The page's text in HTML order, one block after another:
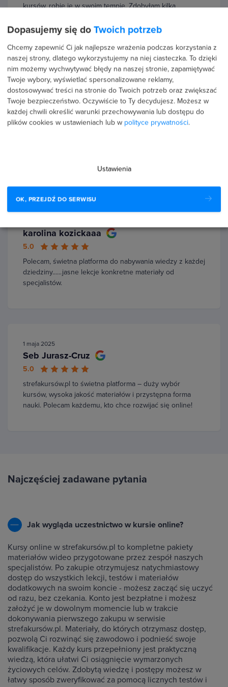
kursów, robię je w swoim tempie. Zdobyłam kilka
podoba? -Szybki i…Czytaj więcej
8 stycznia 2026
Joanna Kowalczyk
5.0
To kursy, które naprawdę dają solidną dawkę ciekawej i
karolina kozickaaa
5.0
Polecam, świetna platforma do nabywania wiedzy z każdej
dziedziny......jasne lekcje konkretne materiały od
specjalistów.
1 maja 2025
Seb Jurasz-Cruz
5.0
strefakursów.pl to świetna platforma – duży wybór
kursów, wysoka jakość materiałów i przystępna forma
nauki. Polecam każdemu, kto chce rozwijać się online!
Najczęściej zadawane pytania
Jak wygląda uczestnictwo w kursie online?
Kursy online w strefakursów.pl to kompletne pakiety
materiałów wideo przygotowane przez zespół naszych
specjalistów. Po zakupie otrzymujesz natychmiastowy
dostęp do wszystkich lekcji, testów i materiałów
dodatkowych na swoim koncie - możesz zacząć się uczyć
od razu, bez czekania. Konto jest bezpłatne i możesz
założyć je w dowolnym momencie lub w trakcie
dokonywania pierwszego zakupu w serwisie
strefakursów.pl. Materiały, do których otrzymasz dostęp,
pozwolą Ci rozwinąć się zawodowo i podnieść swoje
kwalifikacje. Każdy kurs przepełniony jest praktyczną
wiedzą, która ułatwi Ci osiągnięcie wymarzonych
życiowych celów. Zdobytą wiedzę i postępy możesz w
łatwy sposób zweryfikować za pomocą licznych testów i
Dopasujemy się do Twoich potrzeb
Chcemy zapewnić Ci jak najlepsze wrażenia podczas korzystania z
naszej strony, dlatego wykorzystujemy na niej ciasteczka. To dzięki
nim możemy wychwytywać błędy na naszej stronie, zapamiętywać
Twoje wybory, wyświetlać spersonalizowane reklamy,
dostosowywać treści na stronie do Twoich potrzeb oraz zwiększać
Twoje bezpieczeństwo. Oczywiście to Ty decydujesz. Możesz w
każdej chwili określić warunki przechowywania lub dostępu do
plików cookies w ustawieniach lub w polityce prywatności.
Ustawienia
OK, PRZEJDŹ DO SERWISU